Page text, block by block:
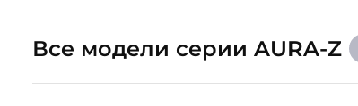
Все модели серии AURA-Z